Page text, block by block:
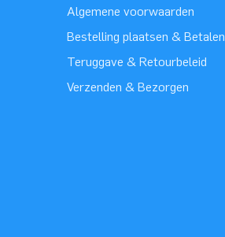
Algemene voorwaarden
Bestelling plaatsen & Betalen
Teruggave & Retourbeleid
Verzenden & Bezorgen